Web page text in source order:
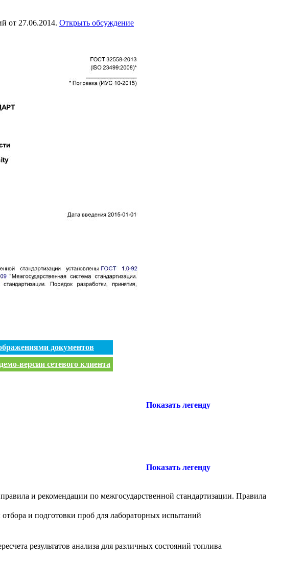
от 27.06.2014. Открыть обсуждение
документов
версии сетевого клиента
Показать легенду
Показать легенду
и рекомендации по межгосударственной стандартизации. Правила
и подготовки проб для лабораторных испытаний
результатов анализа для различных состояний топлива